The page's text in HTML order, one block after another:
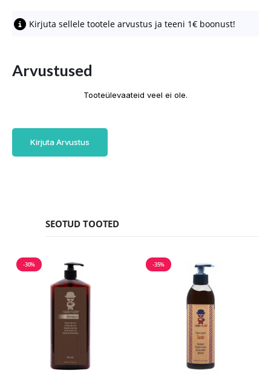
Kirjuta sellele tootele arvustus ja teeni 1€ boonust!
Arvustused
Tooteülevaateid veel ei ole.
Kirjuta Arvustus
SEOTUD TOOTED
-30% -35%